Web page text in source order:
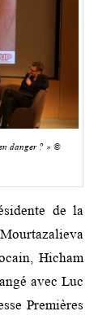
danger ? » ©
de la
Hicham
avec Luc
Premières